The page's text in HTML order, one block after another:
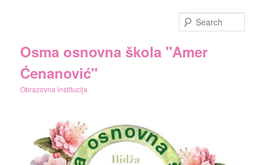
Osma osnovna škola "Amer
Ćenanović"
Obrazovna institucija